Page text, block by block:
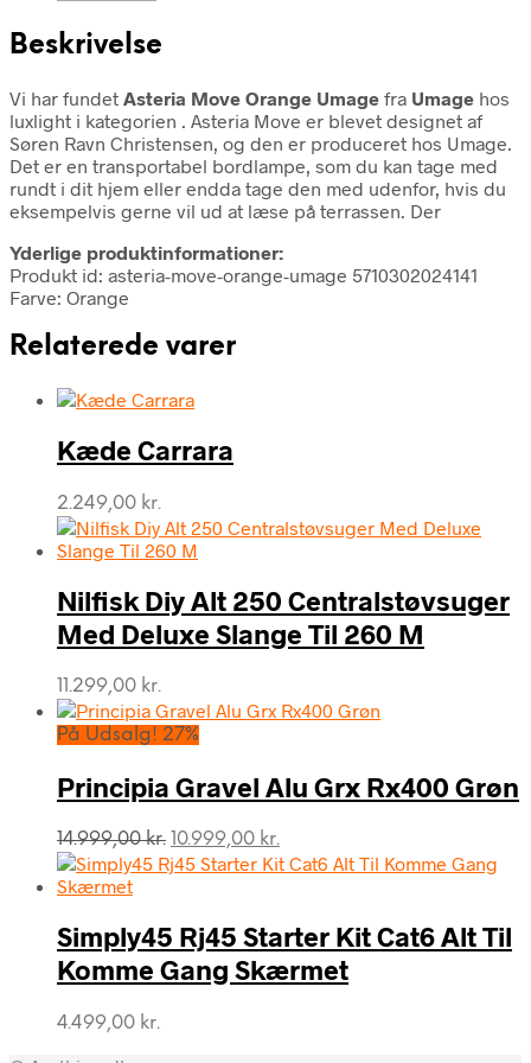
Beskrivelse
Vi har fundet Asteria Move Orange Umage fra Umage hos
luxlight i kategorien . Asteria Move er blevet designet af
Søren Ravn Christensen, og den er produceret hos Umage.
Det er en transportabel bordlampe, som du kan tage med
rundt i dit hjem eller endda tage den med udenfor, hvis du
eksempelvis gerne vil ud at læse på terrassen. Der
Yderlige produktinformationer:
Produkt id: asteria-move-orange-umage 5710302024141
Farve: Orange
Relaterede varer
Kæde Carrara
2.249,00 kr.
Nilfisk Diy Alt 250 Centralstøvsuger
Med Deluxe Slange Til 260 M
11.299,00 kr.
På Udsalg! 27%
Principia Gravel Alu Grx Rx400 Grøn
14.999,00kr. Den
oprindelige
14.999,00 kr..
10.999,00 kr.
aktuelle
10.999,00 kr..
Simply45 Rj45 Starter Kit Cat6 Alt Til
Komme Gang Skærmet
4.499,00 kr.